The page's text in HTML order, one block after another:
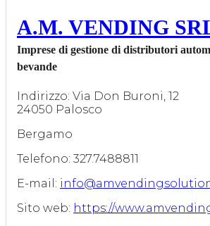
A.M. VENDING
Imprese di gestione di distributori
bevande
Indirizzo: Via Don Buroni, 12
24050 Palosco
Bergamo
Telefono: 327.7488811
E-mail:
Sito web: https://